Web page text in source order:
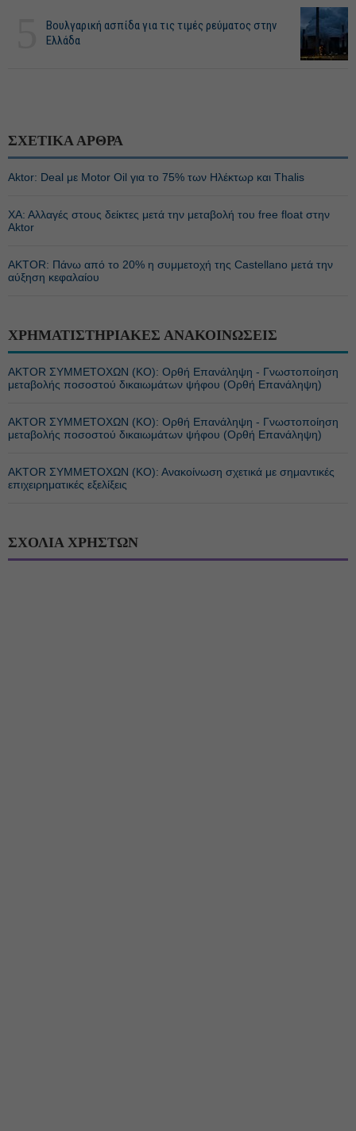
Βουλγαρική ασπίδα για τις τιμές ρεύματος στην
Ελλάδα
ΣΧΕΤΙΚΑ ΑΡΘΡΑ
Aktor: Deal με Motor Oil για το 75% των Ηλέκτωρ και Thalis
ΧΑ: Αλλαγές στους δείκτες μετά την μεταβολή του free float στην
Aktor
AKTOR: Πάνω από το 20% η συμμετοχή της Castellano μετά την
αύξηση κεφαλαίου
ΧΡΗΜΑΤΙΣΤΗΡΙΑΚΕΣ ΑΝΑΚΟΙΝΩΣΕΙΣ
ΑΚTOR ΣΥΜΜΕΤΟΧΩΝ (ΚΟ): Ορθή Επανάληψη - Γνωστοποίηση
μεταβολής ποσοστού δικαιωμάτων ψήφου (Ορθή Επανάληψη)
ΑΚTOR ΣΥΜΜΕΤΟΧΩΝ (ΚΟ): Ορθή Επανάληψη - Γνωστοποίηση
μεταβολής ποσοστού δικαιωμάτων ψήφου (Ορθή Επανάληψη)
ΑΚTOR ΣΥΜΜΕΤΟΧΩΝ (ΚΟ): Ανακοίνωση σχετικά με σημαντικές
επιχειρηματικές εξελίξεις
ΣΧΟΛΙΑ ΧΡΗΣΤΩΝ